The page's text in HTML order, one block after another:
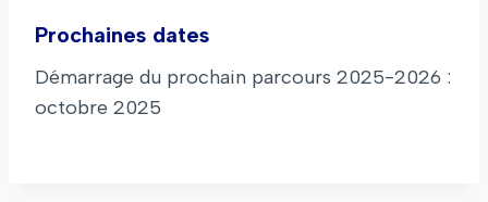
Prochaines dates
Démarrage du prochain parcours 2025-2026 :
octobre 2025